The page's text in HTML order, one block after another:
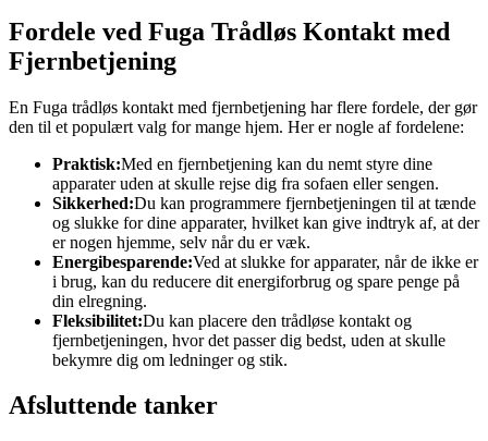
Fordele ved Fuga Trådløs Kontakt med
Fjernbetjening
En Fuga trådløs kontakt med fjernbetjening har flere fordele, der gør
den til et populært valg for mange hjem. Her er nogle af fordelene:
Praktisk:Med en fjernbetjening kan du nemt styre dine
apparater uden at skulle rejse dig fra sofaen eller sengen.
Sikkerhed:Du kan programmere fjernbetjeningen til at tænde
og slukke for dine apparater, hvilket kan give indtryk af, at der
er nogen hjemme, selv når du er væk.
Energibesparende:Ved at slukke for apparater, når de ikke er
i brug, kan du reducere dit energiforbrug og spare penge på
din elregning.
Fleksibilitet:Du kan placere den trådløse kontakt og
fjernbetjeningen, hvor det passer dig bedst, uden at skulle
bekymre dig om ledninger og stik.
Afsluttende tanker